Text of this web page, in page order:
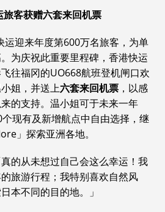
旅客获赠六套来回机票
运迎来年度第600万名旅客，为单
为庆祝此重要里程碑，香港快运
往福冈的UO668航班登机闸口欢
姐，并送上六套来回机票 ，以感
的支持。温小姐可于未来一年
现有及新增航点中自由选择，继
」探索亚洲各地。
的从未想过自己会这么幸运！我
旅游行程；我特别喜欢自然风
本不同的目的地。」